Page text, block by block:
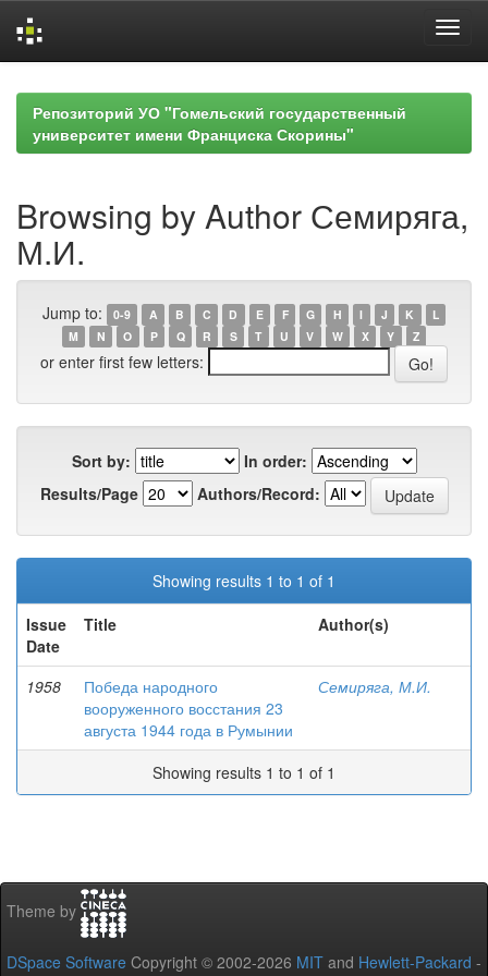
navigationРепозиторий УО "Гомельский государственный
университет имени Франциска Скорины"
Browsing by Author Семиряга,
М.И.
Jump to: 0-9 A B C D E F G H I J K
L
M
N O P Q R S T U V W X Y Z
or enter first few letters:
Sort by:
In order:
Results/Page
Authors/Record:
Showing results 1 to 1 of 1
Issue
Date
Title Author(s)
1958
Победа народного
вооруженного восстания 23
августа 1944 года в Румынии
Семиряга, М.И.
Showing results 1 to 1 of 1
Theme by
DSpace Software Copyright © 2002-2026 MIT and Hewlett-Packard -